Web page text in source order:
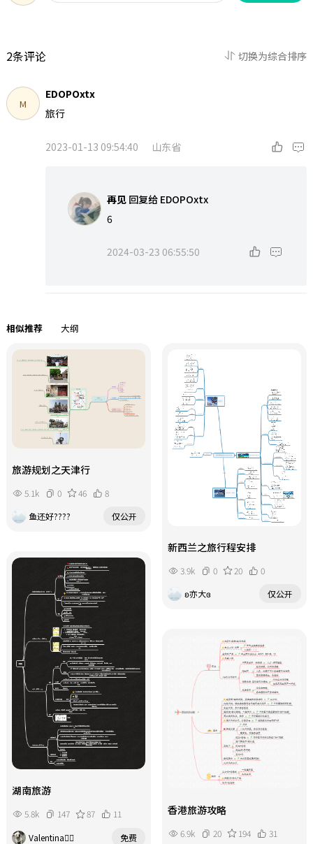
2条评论 切换为综合排序
M
EDOPOxtx
旅行
2023-01-13 09:54:40 山东省
再见回复给 EDOPOxtx
6
2024-03-23 06:55:50
相似推荐 大纲
旅游规划之天津行
5.1k 0 46
8
鱼还好????
仅公开
新西兰之旅行程安排
3.9k 0 20
0
ʚ亦大ɞ
仅公开
湖南旅游
5.8k 147 87
11
Valentina
免费
香港旅游攻略
6.9k 20 194
31